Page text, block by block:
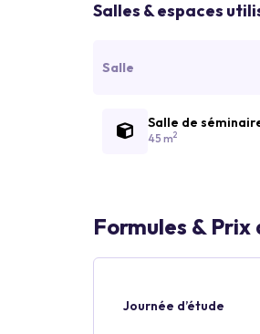
Salles & espaces
Salle
Salle de
45 m2
Formules & Prix
Journée d’étude